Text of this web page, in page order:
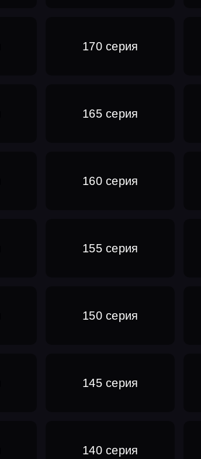
170 серия
165 серия
160 серия
155 серия
150 серия
145 серия
140 серия